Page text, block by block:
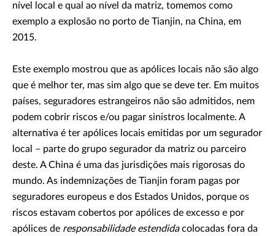
nível local e qual ao nível da matriz, tomemos como
exemplo a explosão no porto de Tianjin, na China, em
2015.
Este exemplo mostrou que as apólices locais não são algo
que é melhor ter, mas sim algo que se deve ter. Em muitos
países, seguradores estrangeiros não são admitidos, nem
podem cobrir riscos e/ou pagar sinistros localmente. A
alternativa é ter apólices locais emitidas por um segurador
local – parte do grupo segurador da matriz ou parceiro
deste. A China é uma das jurisdições mais rigorosas do
mundo. As indemnizações de Tianjin foram pagas por
seguradores europeus e dos Estados Unidos, porque os
riscos estavam cobertos por apólices de excesso e por
apólices de responsabilidade estendidacolocadas fora da